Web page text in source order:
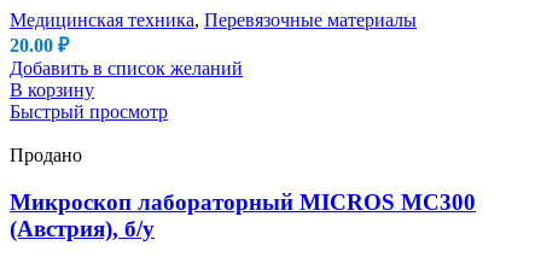
Медицинская техника, Перевязочные материалы
20.00 ₽
Добавить в список желаний
В корзину
Быстрый просмотр
Продано
Микроскоп лабораторный MICROS MC300
(Австрия), б/у